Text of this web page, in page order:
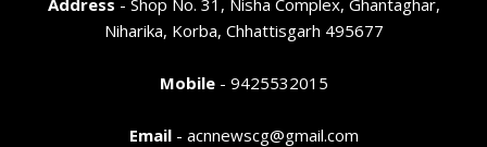
Niharika, Korba, Chhattisgarh 495677
Mobile- 9425532015
Email- acnnewscg@gmail.com